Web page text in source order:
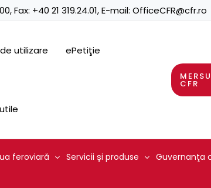
, Fax: +40 21 319.24.01, E-mail: OfficeCFR@cfr.ro
utilizare ePetiţie
CFR
feroviară Servicii şi produse Guvernanţa